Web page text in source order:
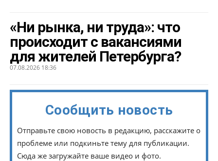
«Ни рынка, ни труда»: что
происходит с вакансиями
для жителей Петербурга?
07.08.2026 18:36
Сообщить новость
Отправьте свою новость в редакцию, расскажите о
проблеме или подкиньте тему для публикации.
Сюда же загружайте ваше видео и фото.